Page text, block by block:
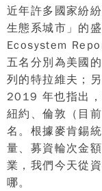
近年許多國家紛
生態系城市」的
Ecosystem
五名分別為美國
列的特拉維夫；
2019 年也指出
紐約、倫敦（目
名。根據麥肯錫
量、募資輪次金
業，我們今天從
哪。